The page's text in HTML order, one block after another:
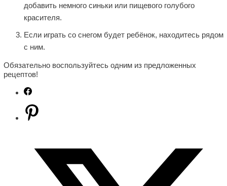
добавить немного синьки или пищевого голубого
красителя.
Если играть со снегом будет ребёнок, находитесь рядом
с ним.
Обязательно воспользуйтесь одним из предложенных
рецептов!